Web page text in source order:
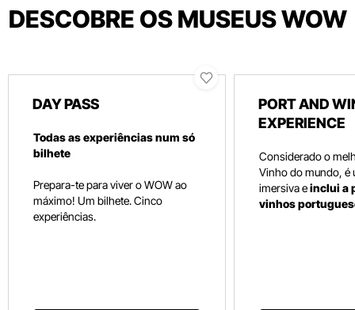
DESCOBRE OS MUSEUS WOW
DAY PASS
Todas as experiências num só
bilhete
Prepara-te para viver o WOW ao
máximo! Um bilhete. Cinco
experiências.
PORT AND
EXPERIENCE
Considerado o
Vinho do mundo, é
imersiva einclui a
vinhos